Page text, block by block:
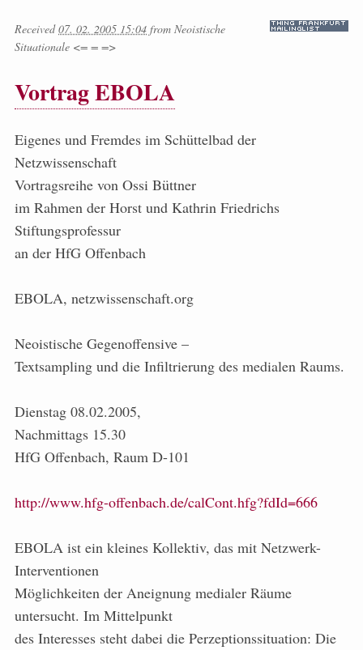
Received07. 02. 2005 15:04 from Neoistische
Situationale <= = =>
Vortrag EBOLA
Eigenes und Fremdes im Schüttelbad der
Netzwissenschaft
Vortragsreihe von Ossi Büttner
im Rahmen der Horst und Kathrin Friedrichs
Stiftungsprofessur
an der HfG Offenbach
EBOLA, netzwissenschaft.org
Neoistische Gegenoffensive –
Textsampling und die Infiltrierung des medialen Raums.
Dienstag 08.02.2005,
Nachmittags 15.30
HfG Offenbach, Raum D-101
http://www.hfg-offenbach.de/calCont.hfg?fdId=666
EBOLA ist ein kleines Kollektiv, das mit Netzwerk-
Interventionen
Möglichkeiten der Aneignung medialer Räume
untersucht. Im Mittelpunkt
des Interesses steht dabei die Perzeptionssituation: Die